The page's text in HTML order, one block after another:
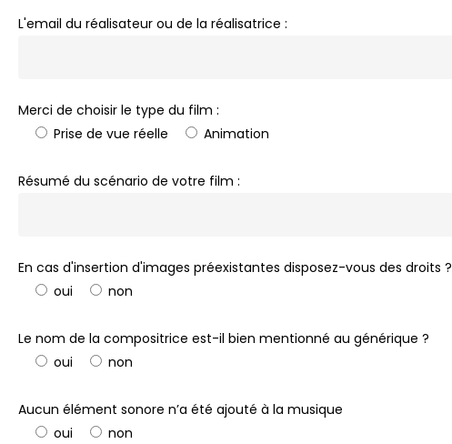
L'email du réalisateur ou de la réalisatrice :
Merci de choisir le type du film :
Prise de vue réelle
Animation
Résumé du scénario de votre film :
En cas d'insertion d'images préexistantes disposez-vous des droits ?
oui
non
Le nom de la compositrice est-il bien mentionné au générique ?
oui
non
Aucun élément sonore n’a été ajouté à la musique
oui
non